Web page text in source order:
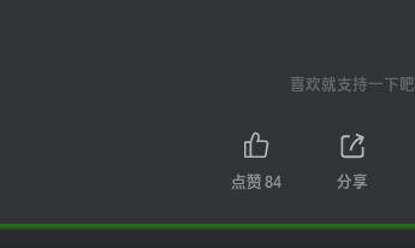
喜欢就支持一下吧
点赞 84 分享